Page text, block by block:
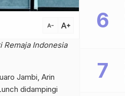
text_decrease text_increase
Remaja Indonesia
Jambi, Arin
didampingi